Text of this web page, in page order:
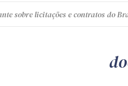
sobre licitações e contratos do